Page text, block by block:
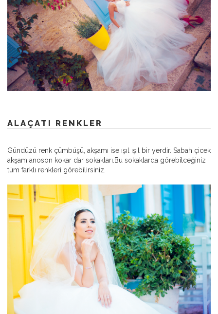
ALAÇATI RENKLER
Gündüzü renk çümbüşü, akşamı ise ışıl ışıl bir yerdir. Sabah çicek
akşam anoson kokar dar sokakları.Bu sokaklarda görebilceğiniz
tüm farklı renkleri görebilirsiniz.